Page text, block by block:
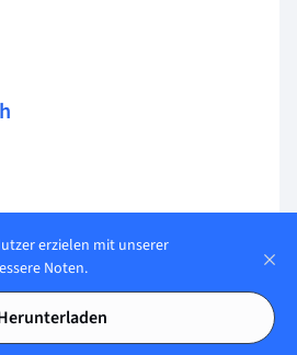
erzielen mit unserer
Noten.